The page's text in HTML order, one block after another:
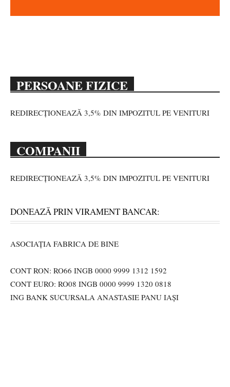
PERSOANE FIZICE
REDIRECȚIONEAZĂ 3,5% DIN IMPOZITUL PE VENITURI
COMPANII
REDIRECȚIONEAZĂ 3,5% DIN IMPOZITUL PE VENITURI
DONEAZĂ PRIN VIRAMENT BANCAR:
ASOCIAȚIA FABRICA DE BINE
CONT RON: RO66 INGB 0000 9999 1312 1592
CONT EURO: RO08 INGB 0000 9999 1320 0818
ING BANK SUCURSALA ANASTASIE PANU IAȘI